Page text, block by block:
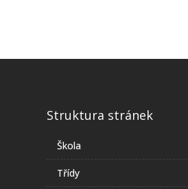
Struktura stránek
Škola
Třídy